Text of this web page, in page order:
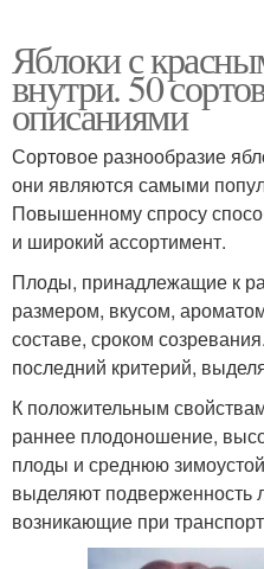
Яблоки с
внутри. 50
описаниями
Сортовое разнообразие
они являются самыми
Повышенному спросу
и широкий ассортимент.
Плоды, принадлежащие к
размером, вкусом,
составе, сроком
последний критерий,
К положительным
раннее плодоношение,
плоды и среднюю
выделяют подверженность
возникающие при